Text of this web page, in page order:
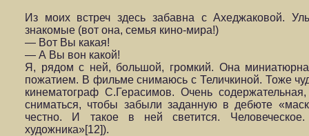
Из моих встреч здесь забавна с Ахеджаковой.
знакомые (вот она, семья кино-мира!)
— Вот Вы какая!
— А Вы вон какой!
Я, рядом с ней, большой, громкий. Она
пожатием. В фильме снимаюсь с Теличкиной. Тоже
кинематограф С.Герасимов. Очень
сниматься, чтобы забыли заданную в дебюте
честно. И такое в ней светится.
художника»[12]).